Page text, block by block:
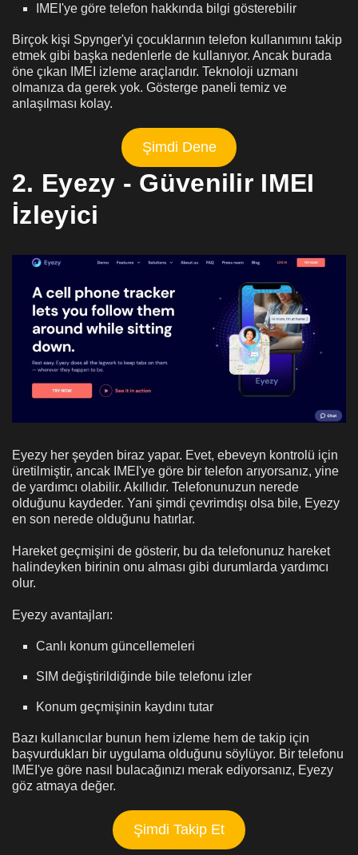
IMEI'ye göre telefon hakkında bilgi gösterebilir
Birçok kişi Spynger'yi çocuklarının telefon kullanımını takip
etmek gibi başka nedenlerle de kullanıyor. Ancak burada
öne çıkan IMEI izleme araçlarıdır. Teknoloji uzmanı
olmanıza da gerek yok. Gösterge paneli temiz ve
anlaşılması kolay.
Şimdi Dene
2. Eyezy - Güvenilir IMEI
İzleyici
Eyezy her şeyden biraz yapar. Evet, ebeveyn kontrolü için
üretilmiştir, ancak IMEI'ye göre bir telefon arıyorsanız, yine
de yardımcı olabilir. Akıllıdır. Telefonunuzun nerede
olduğunu kaydeder. Yani şimdi çevrimdışı olsa bile, Eyezy
en son nerede olduğunu hatırlar.
Hareket geçmişini de gösterir, bu da telefonunuz hareket
halindeyken birinin onu alması gibi durumlarda yardımcı
olur.
Eyezy avantajları:
Canlı konum güncellemeleri
SIM değiştirildiğinde bile telefonu izler
Konum geçmişinin kaydını tutar
Bazı kullanıcılar bunun hem izleme hem de takip için
başvurdukları bir uygulama olduğunu söylüyor. Bir telefonu
IMEI'ye göre nasıl bulacağınızı merak ediyorsanız, Eyezy
göz atmaya değer.
Şimdi Takip Et